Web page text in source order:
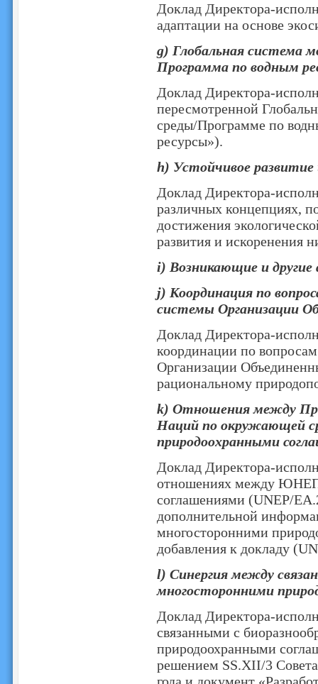
Доклад Директора-
адаптации на основе
g) Глобальная система
Программа по водным
Доклад Директора-
пересмотренной
среды/Программе по
ресурсы»).
h) Устойчивое
Доклад Директора-
различных концепциях,
достижения
развития и искоренения
i) Возникающие и другие
j) Координация по
системы Организации
Доклад Директора-
координации по
Организации
рациональному
k) Отношения между
Наций по окружающей
природоохранными
Доклад Директора-
отношениях между ЮНЕП
соглашениями (UNEP/
дополнительной
многосторонними
добавления к докладу
l) Cинергия между
многосторонними
Доклад Директора-
связанными с
природоохранными
решением SS.XII/3